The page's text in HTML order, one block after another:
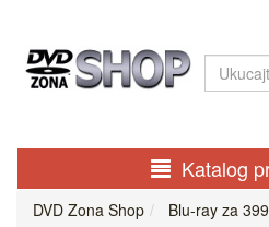
Katalog
DVD Zona Shop Blu-ray za